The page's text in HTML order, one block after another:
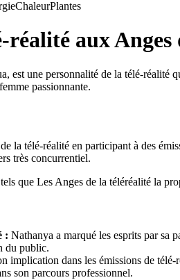
ChaleurPlantes
aux Anges
est une personnalité de la télé-réalité
passionnante.
la télé-réalité en participant à des
très concurrentiel.
que Les Anges de la téléréalité la
: Nathanya a marqué les esprits par sa
du public.
implication dans les émissions de
son parcours professionnel.